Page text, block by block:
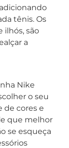
tênis. Os
ilhós, são
a
Nike
o seu
de cores e
que melhor
se esqueça